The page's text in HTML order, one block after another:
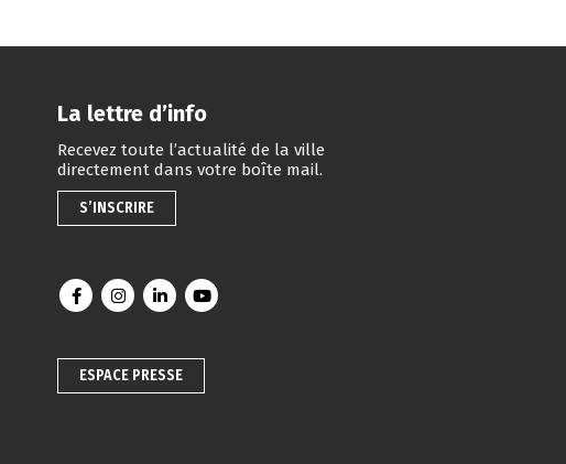
La lettre d’info
Recevez toute l’actualité de la ville
directement dans votre boîte mail.
S’INSCRIRE
Lien vers le compte Facebook
Lien vers le compte Instagram
Lien vers le compte Linkedin
Lien vers la chaîne Youtube
ESPACE PRESSE